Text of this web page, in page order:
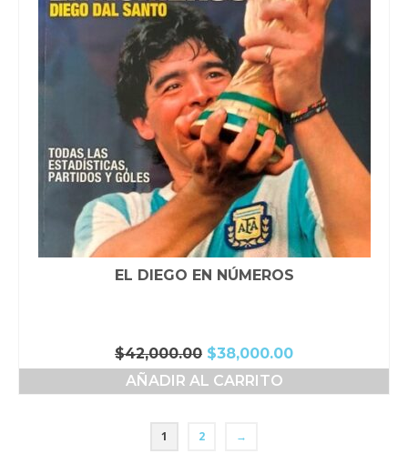
EL DIEGO EN NÚMEROS
$42,000.00 El
precio
original
$38,000.00El
precio
AÑADIR AL CARRITO
1 2 →